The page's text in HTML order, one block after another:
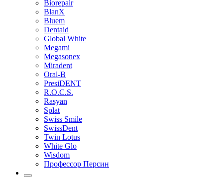
Biorepair
BlanX
Bluem
Dentaid
Global White
Megami
Megasonex
Miradent
Oral-B
PresiDENT
R.O.C.S.
Rasyan
Splat
Swiss Smile
SwissDent
Twin Lotus
White Glo
Wisdom
Профессор Персин